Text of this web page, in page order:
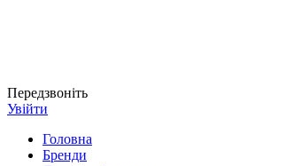
Передзвоніть
Увійти
Головна
Бренди